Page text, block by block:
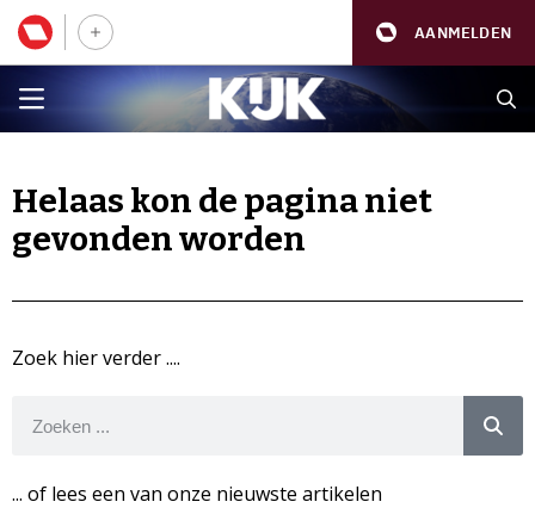
AANMELDEN
Helaas kon de pagina niet
gevonden worden
Zoek hier verder ....
... of lees een van onze nieuwste artikelen